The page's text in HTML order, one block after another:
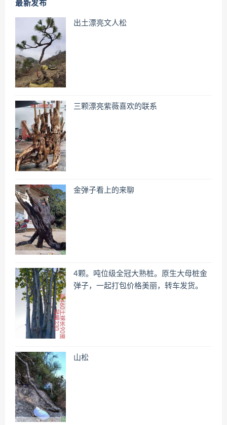
最新发布
出土漂亮文人松
三颗漂亮紫薇喜欢的联系
金弹子看上的来聊
4颗。吨位级全冠大熟桩。原生大母桩金
弹子，一起打包价格美丽，转车发货。
山松